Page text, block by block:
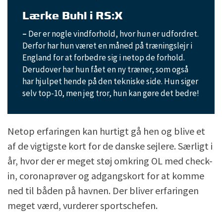
Lærke Buhl i RS:X
– Der er nogle vindforhold, hvor hun er udfordret.
Derfor har hun været en måned på træningslejr i
England for at forbedre sig i netop de forhold.
Derudover har hun fået en ny træner, som også
har hjulpet hende på den tekniske side. Hun siger
selv top-10, men jeg tror, hun kan gøre det bedre!
Netop erfaringen kan hurtigt gå hen og blive et
af de vigtigste kort for de danske sejlere. Særligt i
år, hvor der er meget støj omkring OL med check-
in, coronaprøver og adgangskort for at komme
ned til båden på havnen. Der bliver erfaringen
meget værd, vurderer sportschefen.